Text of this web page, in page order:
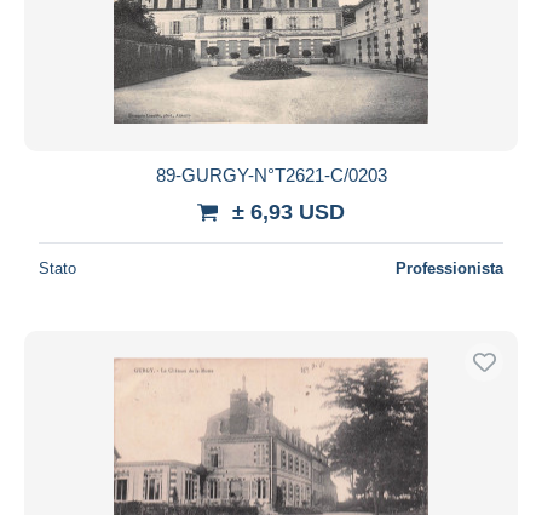
89-GURGY-N°T2621-C/0203
± 6,93 USD
Stato Professionista